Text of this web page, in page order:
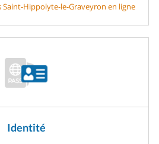
Saint-Hippolyte-le-Graveyron en ligne
Identité